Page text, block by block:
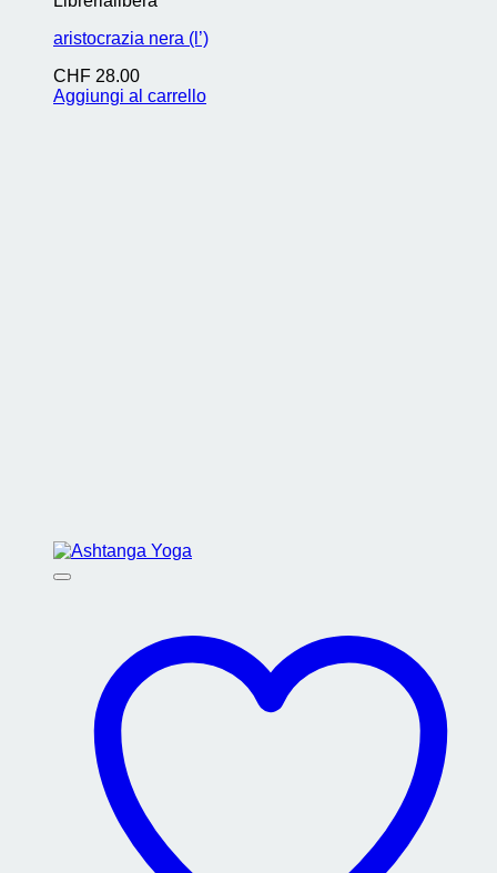
aristocrazia nera (l’)
CHF 28.00
Aggiungi al carrello